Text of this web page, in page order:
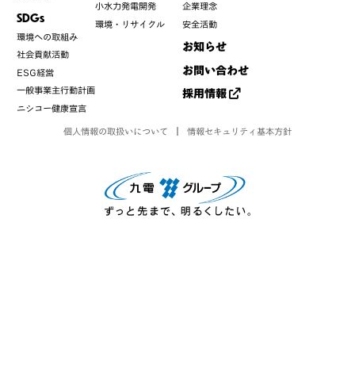
SDGs
環境への取組み
社会貢献活動
ESG経営
一般事業主行動計画
ニシコー健康宣言
小水力発電開発
環境・リサイクル
企業理念
安全活動
お知らせ
お問い合わせ
採用情報
個人情報の取扱いについて 情報セキュリティ基本方針